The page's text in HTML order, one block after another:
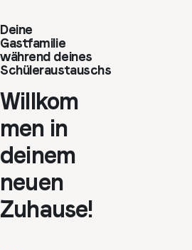
Deine
Gastfamilie
während deines
Schüleraustauschs
Willkom
men in
deinem
neuen
Zuhause!